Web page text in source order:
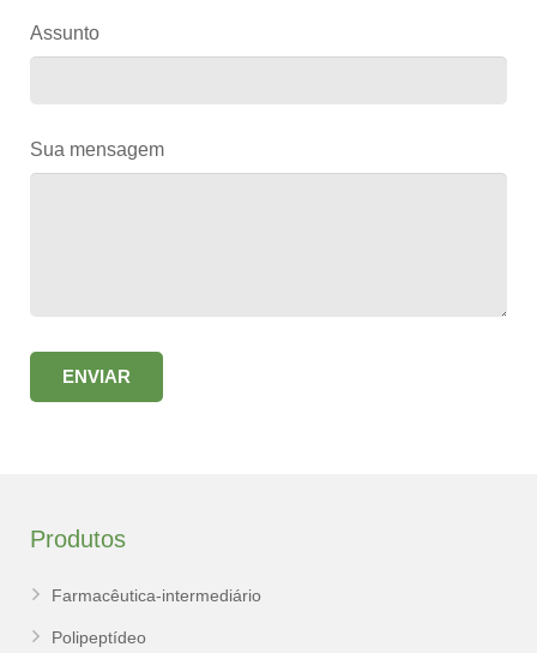
Assunto
Sua mensagem
Produtos
Farmacêutica-intermediário
Polipeptídeo